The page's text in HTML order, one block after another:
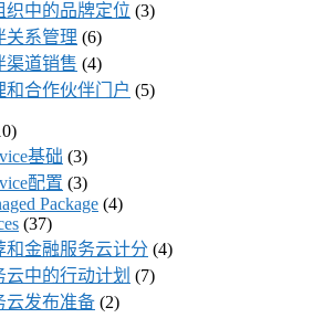
织中的品牌定位 (3)
关系管理 (6)
渠道销售 (4)
和合作伙伴门户 (5)
基础 (3)
配置 (3)
Package (4)
(37)
和金融服务云计分 (4)
云中的行动计划 (7)
云发布准备 (2)